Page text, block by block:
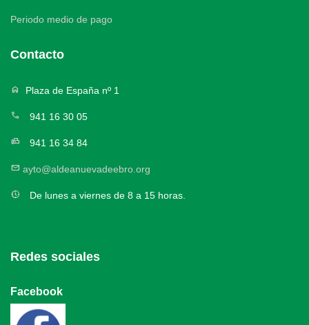
Periodo medio de pago
Contacto
home Plaza de España nº 1
call 941 16 30 05
fax 941 16 34 84
mail ayto@aldeanuevadeebro.org
nest_clock_farsight_analog De lunes a viernes de 8 a 15 horas.
Redes sociales
Facebook